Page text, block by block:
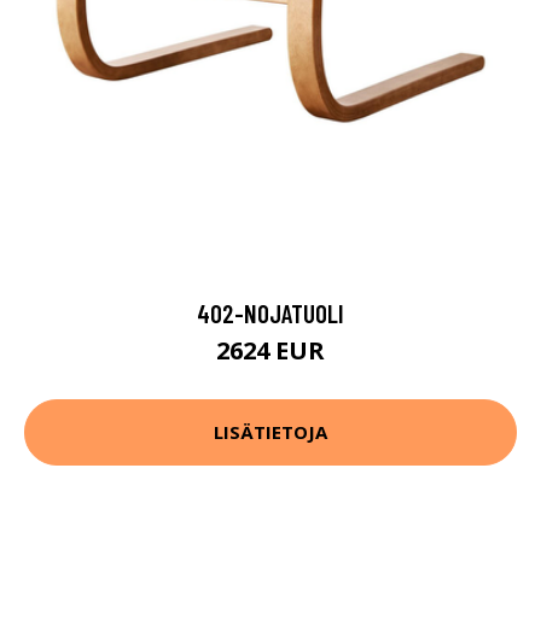
402-NOJATUOLI
2624 EUR
LISÄTIETOJA